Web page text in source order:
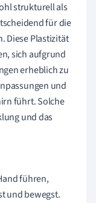
strukturell als
für die
Diese Plastizität
sich aufgrund
erheblich zu
und
führt. Solche
und das
führen,
und bewegst.